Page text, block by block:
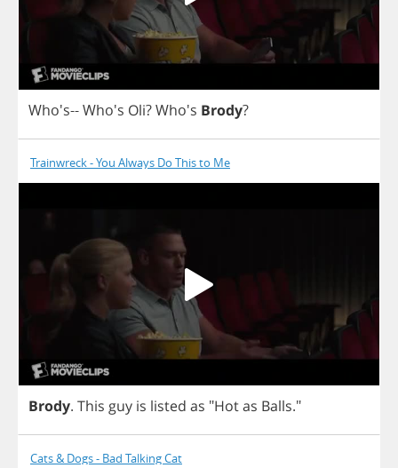
Who's-- Who's Oli?Who's Brody?
Trainwreck - You Always Do This to Me
Brody. This guy is listed as "Hotas Balls."
Cats & Dogs - Bad Talking Cat